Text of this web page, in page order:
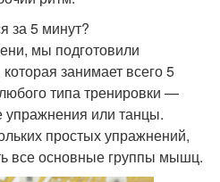
за 5 минут?
мы подготовили
занимает всего 5
типа тренировки —
упражнения или танцы.
простых упражнений,
все основные группы мышц.